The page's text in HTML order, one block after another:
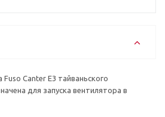
Canter Е3 тайваньского
для запуска вентилятора в